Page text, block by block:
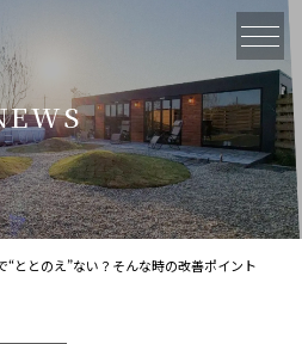
“ととのえ”ない？そんな時の改善ポイント